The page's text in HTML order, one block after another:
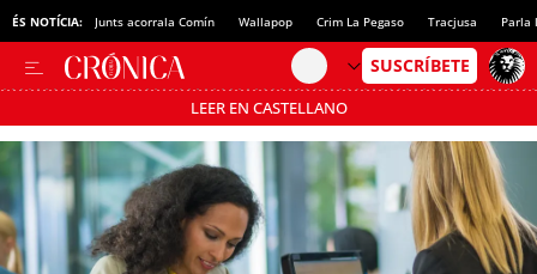
ÉS NOTÍCIA: Junts acorrala Comín Wallapop Crim La Pegaso Tracjusa Parla
LEER EN CASTELLANO
Passa’t al mode estalvi